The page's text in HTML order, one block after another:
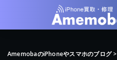
AmemobaのiPhoneやスマホのブログ>